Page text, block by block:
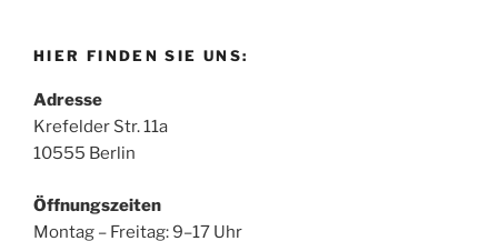
HIER FINDEN SIE UNS:
Adresse
Krefelder Str. 11a
10555 Berlin
Öffnungszeiten
Montag – Freitag: 9–17 Uhr